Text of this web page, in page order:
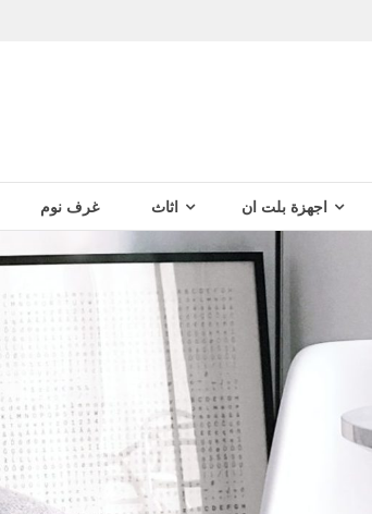
اجهزة بلت ان اثاث غرف نوم